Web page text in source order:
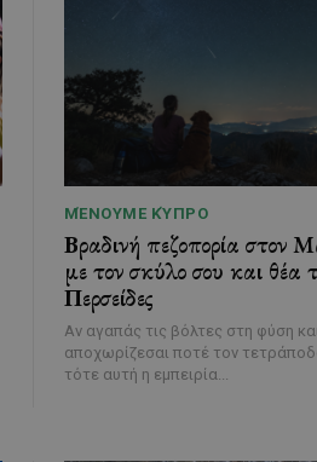
ΜΈΝΟΥΜΕ ΚΎΠΡΟ
Βραδινή πεζοπορία στον
με τον σκύλο σου και θέα
Περσείδες
Αν αγαπάς τις βόλτες στη φύση
αποχωρίζεσαι ποτέ τον
τότε αυτή η εμπειρία...